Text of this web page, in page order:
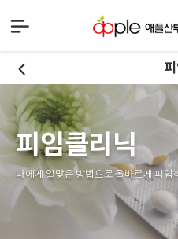
피임클리닉
나에게 알맞은 방법으로 올바르게 피임